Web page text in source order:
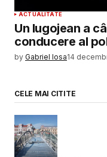
ACTUALITATE
Un lugojean a
conducere al
by Gabriel Iosa14
CELE MAI CITITE